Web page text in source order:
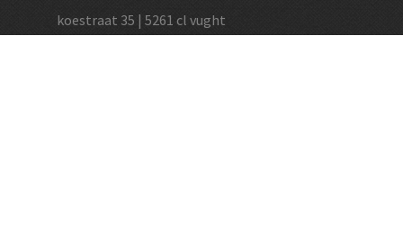
koestraat 35 | 5261 cl vught